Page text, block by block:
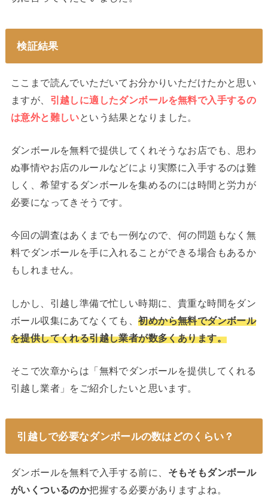
検証結果
ここまで読んでいただいてお分かりいただけたかと思い
ますが、 引越しに適したダンボールを無料で入手するの
は意外と難しいという結果となりました。
ダンボールを無料で提供してくれそうなお店でも、思わ
ぬ事情やお店のルールなどにより実際に入手するのは難
しく、希望するダンボールを集めるのには時間と労力が
必要になってきそうです。
今回の調査はあくまでも一例なので、何の問題もなく無
料でダンボールを手に入れることができる場合もあるか
もしれません。
しかし、引越し準備で忙しい時期に、貴重な時間をダン
ボール収集にあてなくても、初めから無料でダンボール
を提供してくれる引越し業者が数多くあります。
そこで次章からは「無料でダンボールを提供してくれる
引越し業者」をご紹介したいと思います。
引越しで必要なダンボールの数はどのくらい？
ダンボールを無料で入手する前に、 そもそもダンボール
がいくついるのか把握する必要がありますよね。